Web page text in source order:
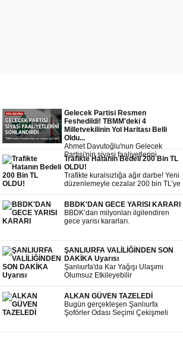
Gelecek Partisi Resmen
Feshedildi! TBMM'deki 4
Milletvekilinin Yol Haritası Belli
Oldu...
Ahmet Davutoğlu'nun Gelecek
Partisi'nin siyasi faaliyetlerini
sonlandırdıklarını açıklamasının
ardından gözler TBMM'deki 4
Gelecek Partili milletvekiline çevrildi.
Selçuk Özdağ, milletvekillerinin Yeni
görevlerini sürdüreceğini duyurdu.
Trafikte Hatanın Bedeli 200 Bin TL
OLDU!
Trafikte kuralsızlığa ağır darbe! Yeni
düzenlemeyle cezalar 200 bin TL’ye
ehliyete el koyma uygulaması
başlatıldı.
BBDK'DAN GECE YARISI KARARI
BBDK’dan milyonları ilgilendiren
gece yarısı kararları.
ŞANLIURFA VALİLİĞİNDEN SON
DAKİKA Uyarısı
Şanlıurfa'da Kar Yağışı Ulaşımı
Olumsuz Etkileyebilir
ALKAN GÜVEN TAZELEDİ
Bugün gerçekleşen Şanlıurfa
Şoförler Odası Seçimi Çekişmeli